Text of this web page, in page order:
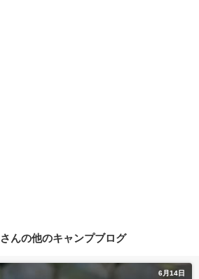
んの他のキャンプブログ
6月14日